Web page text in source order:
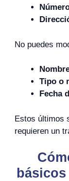
No puedes
Tipo o
Fecha
Estos últimos
requieren un